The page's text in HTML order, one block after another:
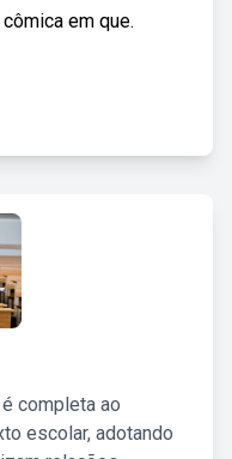
em que.
completa ao
escolar, adotando